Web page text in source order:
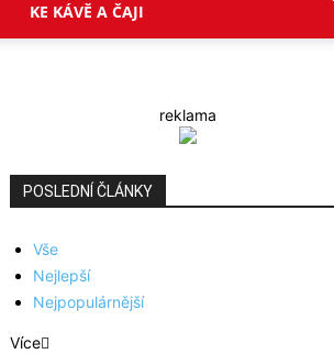
KE KÁVĚ A ČAJI
reklama
POSLEDNÍ ČLÁNKY
Vše
Nejlepší
Nejpopulárnější
Více